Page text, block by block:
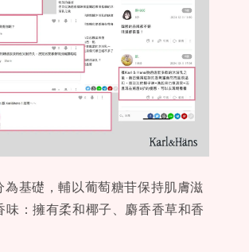
基礎，輔以葡萄糖苷保持肌膚滋
：擁有柔和椰子、麝香香草和香